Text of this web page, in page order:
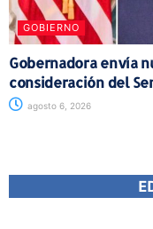
GOBIERNO
Gobernadora envía
consideración del
agosto 6, 2026